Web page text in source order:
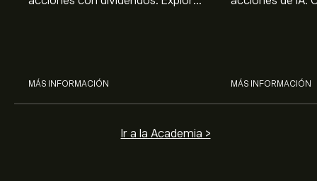
MÁS INFORMACIÓN MÁS INFORMACIÓN
Ir a la Academia >